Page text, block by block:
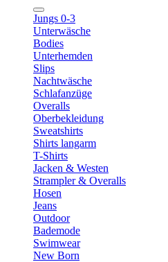
Jungs 0-3
Unterwäsche
Bodies
Unterhemden
Slips
Nachtwäsche
Schlafanzüge
Overalls
Oberbekleidung
Sweatshirts
Shirts langarm
T-Shirts
Jacken & Westen
Strampler & Overalls
Hosen
Jeans
Outdoor
Bademode
Swimwear
New Born